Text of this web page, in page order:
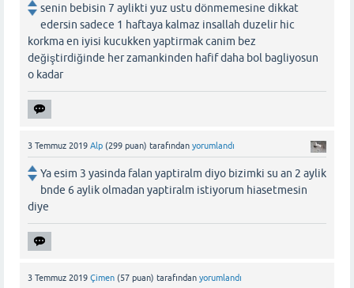
senin bebisin 7 aylikti yuz ustu dönmemesine dikkat
edersin sadece 1 haftaya kalmaz insallah duzelir hic
korkma en iyisi kucukken yaptirmak canim bez
değiştirdiğinde her zamankinden hafif daha bol bagliyosun
o kadar
3 Temmuz 2019 Alp (299 puan) tarafından yorumlandı
Ya esim 3 yasinda falan yaptiralm diyo bizimki su an 2 aylik
bnde 6 aylik olmadan yaptiralm istiyorum hiasetmesin
diye
3 Temmuz 2019 Çimen (57 puan) tarafından yorumlandı